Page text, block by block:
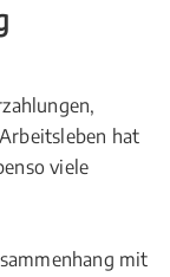
hat
viele
mit